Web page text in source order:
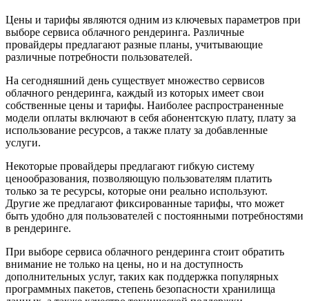
Цены и тарифы являются одним из ключевых параметров при
выборе сервиса облачного рендеринга. Различные
провайдеры предлагают разные планы, учитывающие
различные потребности пользователей.
На сегодняшний день существует множество сервисов
облачного рендеринга, каждый из которых имеет свои
собственные цены и тарифы. Наиболее распространенные
модели оплаты включают в себя абонентскую плату, плату за
использование ресурсов, а также плату за добавленные
услуги.
Некоторые провайдеры предлагают гибкую систему
ценообразования, позволяющую пользователям платить
только за те ресурсы, которые они реально используют.
Другие же предлагают фиксированные тарифы, что может
быть удобно для пользователей с постоянными потребностями
в рендеринге.
При выборе сервиса облачного рендеринга стоит обратить
внимание не только на цены, но и на доступность
дополнительных услуг, таких как поддержка популярных
программных пакетов, степень безопасности хранилища